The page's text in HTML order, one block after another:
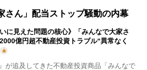
さん」配当ストップ騒動の内幕
いに見えた問題の核心》「みんなで大家さ
億円超不動産投資トラブル“異常なく
が追及してきた不動産投資商品「みんなで